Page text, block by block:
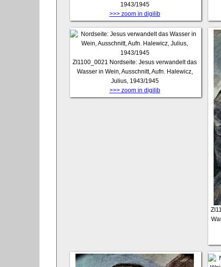
1943/1945
>>> zoom in digilib
ZI1100_0021 Nordseite: Jesus verwandelt das
Wasser in Wein, Ausschnitt, Aufn. Halewicz,
Julius, 1943/1945
>>> zoom in digilib